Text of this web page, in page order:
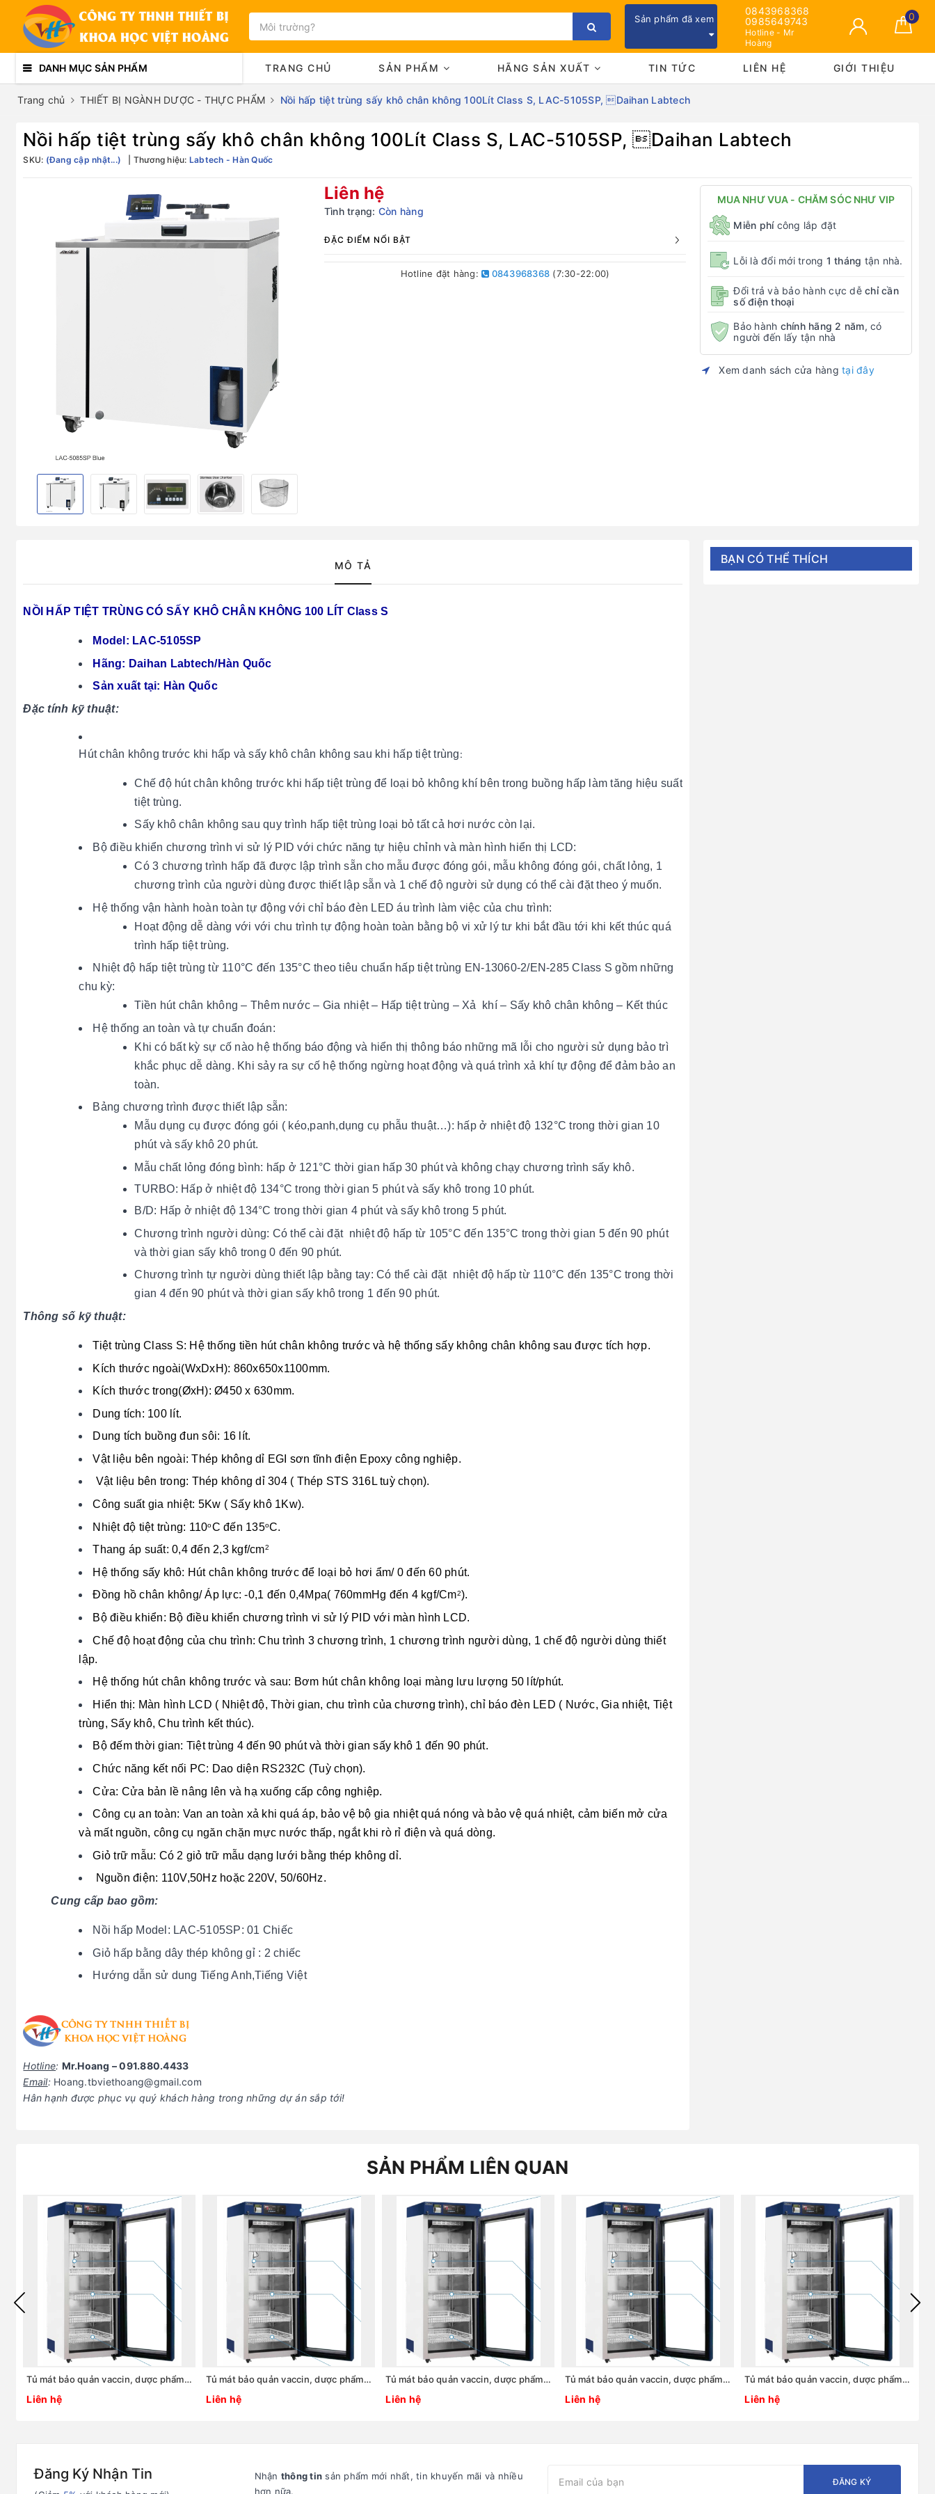
Sản phẩm đã xem
0843968368
0985649743
Hotline - Mr
Hoàng
0
DANH MỤC SẢN PHẨM TRANG CHỦ SẢN PHẨM HÃNG SẢN XUẤT TIN TỨC LIÊN HỆ GIỚI THIỆU
Trang chủ THIẾT BỊ NGÀNH DƯỢC - THỰC PHẨM Nồi hấp tiệt trùng sấy khô chân không 100Lít Class S, LAC-5105SP, Daihan Labtech
Nồi hấp tiệt trùng sấy khô chân không 100Lít Class S, LAC-5105SP, Daihan Labtech
SKU: (Đang cập nhật...) Thương hiệu: Labtech - Hàn Quốc
Liên hệ
Tình trạng: Còn hàng
ĐẶC ĐIỂM NỔI BẬT
Hotline đặt hàng: 0843968368 (7:30-22:00)
MUA NHƯ VUA - CHĂM SÓC NHƯ VIP
Miễn phícông lắp đặt
Lỗi là đổi mới trong 1 tháng tận nhà.
Đổi trả và bảo hành cực dễ chỉ cần
số điện thoại
Bảo hành chính hãng 2 năm, có
người đến lấy tận nhà
Xem danh sách cửa hàng tại đây
MÔ TẢ
NỒI HẤP TIỆT TRÙNG CÓ SẤY KHÔ CHÂN KHÔNG 100 LÍT Class S
Model: LAC-5105SP
Hãng: Daihan Labtech/Hàn Quốc
Sản xuất tại: Hàn Quốc
Đặc tính kỹ thuật:
Hút chân không trước khi hấp và sấy khô chân không sau khi hấp tiệt trùng:
Chế độ hút chân không trước khi hấp tiệt trùng để loại bỏ không khí bên trong buồng hấp làm tăng hiệu suất
tiệt trùng.
Sấy khô chân không sau quy trình hấp tiệt trùng loại bỏ tất cả hơi nước còn lại.
Bộ điều khiển chương trình vi sử lý PID với chức năng tự hiệu chỉnh và màn hình hiển thị LCD:
Có 3 chương trình hấp đã được lập trình sẵn cho mẫu được đóng gói, mẫu không đóng gói, chất lỏng, 1
chương trình của người dùng được thiết lập sẵn và 1 chế độ người sử dụng có thể cài đặt theo ý muốn.
Hệ thống vận hành hoàn toàn tự động với chỉ báo đèn LED áu trình làm việc của chu trình:
Hoạt động dễ dàng với với chu trình tự động hoàn toàn bằng bộ vi xử lý tư khi bắt đầu tới khi kết thúc quá
trình hấp tiệt trùng.
Nhiệt độ hấp tiệt trùng từ 110°C đến 135°C theo tiêu chuẩn hấp tiệt trùng EN-13060-2/EN-285 Class S gồm những
chu kỳ:
Tiền hút chân không – Thêm nước – Gia nhiệt – Hấp tiệt trùng – Xả khí – Sấy khô chân không – Kết thúc
Hệ thống an toàn và tự chuẩn đoán:
Khi có bất kỳ sự cố nào hệ thống báo động và hiển thị thông báo những mã lỗi cho người sử dụng bảo trì
khắc phục dễ dàng. Khi sảy ra sự cố hệ thống ngừng hoạt động và quá trình xả khí tự động để đảm bảo an
toàn.
Bảng chương trình được thiết lập sẵn:
Mẫu dụng cụ được đóng gói ( kéo,panh,dụng cụ phẫu thuật…): hấp ở nhiệt độ 132°C trong thời gian 10
phút và sấy khô 20 phút.
Mẫu chất lỏng đóng bình: hấp ở 121°C thời gian hấp 30 phút và không chạy chương trình sấy khô.
TURBO: Hấp ở nhiệt độ 134°C trong thời gian 5 phút và sấy khô trong 10 phút.
B/D: Hấp ở nhiệt độ 134°C trong thời gian 4 phút và sấy khô trong 5 phút.
Chương trình người dùng: Có thể cài đặt nhiệt độ hấp từ 105°C đến 135°C trong thời gian 5 đến 90 phút
và thời gian sấy khô trong 0 đến 90 phút.
Chương trình tự người dùng thiết lập bằng tay:Có thể cài đặt nhiệt độ hấp từ 110°C đến 135°C trong thời
gian 4 đến 90 phút và thời gian sấy khô trong 1 đến 90 phút.
Thông số kỹ thuật:
Tiệt trùng Class S: Hệ thống tiền hút chân không trước và hệ thống sấy không chân không sau được tích hợp.
Kích thước ngoài(WxDxH): 860x650x1100mm.
Kích thước trong(ØxH): Ø450 x 630mm.
Dung tích: 100 lít.
Dung tích buồng đun sôi: 16 lít.
Vật liệu bên ngoài: Thép không dỉ EGI sơn tĩnh điện Epoxy công nghiệp.
Vật liệu bên trong: Thép không dỉ 304 ( Thép STS 316L tuỳ chọn).
Công suất gia nhiệt: 5Kw ( Sấy khô 1Kw).
Nhiệt độ tiệt trùng: 110oC đến 135oC.
Thang áp suất: 0,4 đến 2,3 kgf/cm2
Hệ thống sấy khô: Hút chân không trước để loại bỏ hơi ẩm/ 0 đến 60 phút.
Đồng hồ chân không/ Áp lực: -0,1 đến 0,4Mpa( 760mmHg đến 4 kgf/Cm2).
Bộ điều khiển: Bộ điều khiển chương trình vi sử lý PID với màn hình LCD.
Chế độ hoạt động của chu trình: Chu trình 3 chương trình, 1 chương trình người dùng, 1 chế độ người dùng thiết
lập.
Hệ thống hút chân không trước và sau: Bơm hút chân không loại màng lưu lượng 50 lít/phút.
Hiển thị: Màn hình LCD ( Nhiệt độ, Thời gian, chu trình của chương trình), chỉ báo đèn LED ( Nước, Gia nhiệt, Tiệt
trùng, Sấy khô, Chu trình kết thúc).
Bộ đếm thời gian: Tiệt trùng 4 đến 90 phút và thời gian sấy khô 1 đến 90 phút.
Chức năng kết nối PC: Dao diện RS232C (Tuỳ chọn).
Cửa: Cửa bản lề nâng lên và hạ xuống cấp công nghiệp.
Công cụ an toàn: Van an toàn xả khi quá áp, bảo vệ bộ gia nhiệt quá nóng và bảo vệ quá nhiệt, cảm biến mở cửa
và mất nguồn, công cụ ngăn chặn mực nước thấp, ngắt khi rò rỉ điện và quá dòng.
Giỏ trữ mẫu: Có 2 giỏ trữ mẫu dạng lưới bằng thép không dỉ.
Nguồn điện: 110V,50Hz hoặc 220V, 50/60Hz.
Cung cấp bao gồm:
Nồi hấp Model: LAC-5105SP: 01 Chiếc
Giỏ hấp bằng dây thép không gỉ : 2 chiếc
Hướng dẫn sử dung Tiếng Anh,Tiếng Việt
Hotline: Mr.Hoang – 091.880.4433
Email:Hoang.tbviethoang@gmail.com
Hân hạnh được phục vụ quý khách hàng trong những dự án sắp tới!
BẠN CÓ THỂ THÍCH
SẢN PHẨM LIÊN QUAN
Tủ mát bảo quản vaccin, dược phẩm 2 ~ 8oC, 1125L, Model: LCV-204GR, Hãng: Labtech - Hàn Quốc
Liên hệ
Tủ mát bảo quản vaccin, dược phẩm 2 ~ 8oC, 612L, Model: LCV-203GR, Hãng: Labtech - Hàn Quốc
Liên hệ
Tủ mát bảo quản vaccin, dược phẩm 2 ~ 8oC, 421L, Model: LCV-212GR, Hãng: Labtech - Hàn Quốc
Liên hệ
Tủ mát bảo quản vaccin, dược phẩm 2 ~ 8oC, 295L, Model: LCV-202GR, Hãng: Labtech - Hàn Quốc
Liên hệ
Tủ mát bảo quản vaccin, dược phẩm 2 ~ 8oC, 105L, Model: LCV-201GR, Hãng: Labtech - Hàn Quốc
Liên hệ
Đăng Ký Nhận Tin Nhận thông tin sản phẩm mới nhất, tin khuyến mãi và nhiều
hơn nữa.
ĐĂNG KÝ